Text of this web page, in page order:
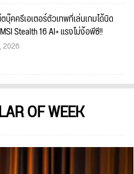
ตบุ๊คครีเอเตอร์ตัวเทพที่เล่นเกมได้นิด
Stealth 16 AI+ แรงไม่ง้อพีซี!!
2026
OF WEEK